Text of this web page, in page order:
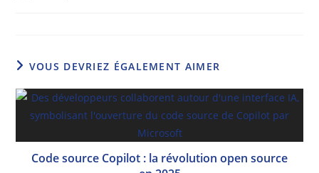
VOUS DEVRIEZ ÉGALEMENT AIMER
Code source Copilot : la révolution open source